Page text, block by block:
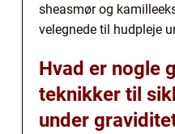
sheasmør og
velegnede til hudpleje
Hvad er nogle
teknikker til
under